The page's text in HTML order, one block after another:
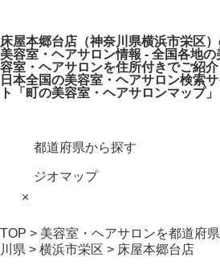
床屋本郷台店（神奈川県横浜市栄区
美容室・ヘアサロン情報 - 全国各地の
容室・ヘアサロンを住所付きでご紹介
日本全国の美容室・ヘアサロン検索サ
ト「町の美容室・ヘアサロンマップ」
都道府県から探す
ジオマップ
×
TOP > 美容室・ヘアサロンを都道府
川県 > 横浜市栄区 > 床屋本郷台店